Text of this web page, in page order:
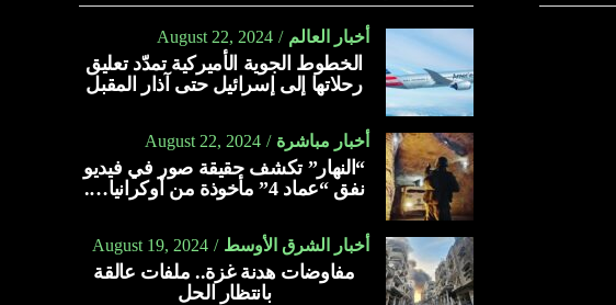
أخبار العالم August 22, 2024
الخطوط الجوية الأميركية تمدّد تعليق
رحلاتها إلى إسرائيل حتى آذار المقبل
أخبار مباشرة August 22, 2024
“النهار” تكشف حقيقة صور في فيديو
نفق “عماد 4” مأخوذة من أوكرانيا….
أخبار الشرق الأوسط August 19, 2024
مفاوضات هدنة غزة.. ملفات عالقة
بانتظار الحل